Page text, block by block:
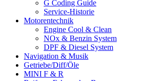
G Coding Guide
Service-Historie
Motorentechnik
Engine Cool & Clean
NOx & Benzin System
DPF & Diesel System
Navigation & Musik
Getriebe/Diff/Öle
MINI F & R